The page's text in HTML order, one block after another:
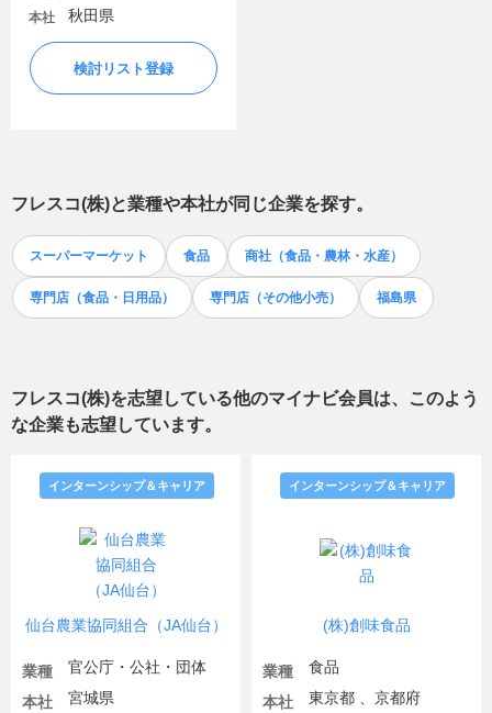
本社 秋田県
検討リスト登録
フレスコ(株)と業種や本社が同じ企業を探す。
スーパーマーケット 食品 商社（食品・農林・水産）
専門店（食品・日用品） 専門店（その他小売） 福島県
フレスコ(株)を志望している他のマイナビ会員は、このよう
な企業も志望しています。
仙台農業協同組合（JA仙台）
インターンシップ＆キャリア
業種
官公庁・公社・団体
本社
宮城県
(株)創味食品
インターンシップ＆キャリア
業種
食品
本社
東京都 、京都府